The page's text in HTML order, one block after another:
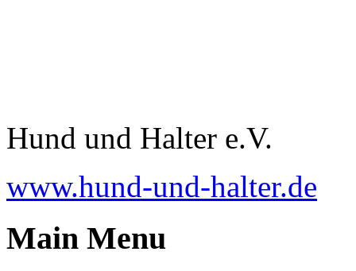
Hund und Halter e.V.
www.hund-und-halter.de
Main Menu